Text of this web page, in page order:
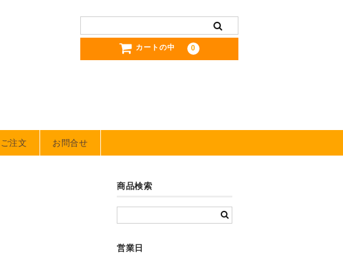
カートの中 0
ご注文 お問合せ
商品検索
営業日